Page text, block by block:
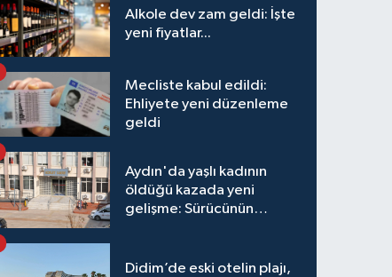
Alkole dev zam geldi: İşte
yeni fiyatlar...
Mecliste kabul edildi:
Ehliyete yeni düzenleme
geldi
Aydın'da yaşlı kadının
öldüğü kazada yeni
gelişme: Sürücünün
Didim’de eski otelin plajı,